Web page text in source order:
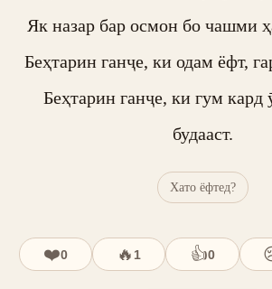
Як назар бар осмон бо чашми
Беҳтарин ганҷе, ки одам ёфт,
Беҳтарин ганҷе, ки гум кард
будааст.
Хато ёфтед?
❤️0 🔥 1 👍0